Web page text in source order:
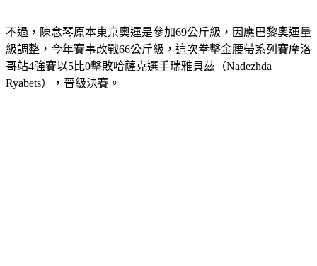
不過，陳念琴原本東京奧運是參加69公斤級，因應巴黎奧運量
級調整，今年賽事改戰66公斤級，這次拳擊金腰帶系列賽摩洛
哥站4強賽以5比0擊敗哈薩克選手瑞雅貝茲（Nadezhda
Ryabets），晉級決賽。